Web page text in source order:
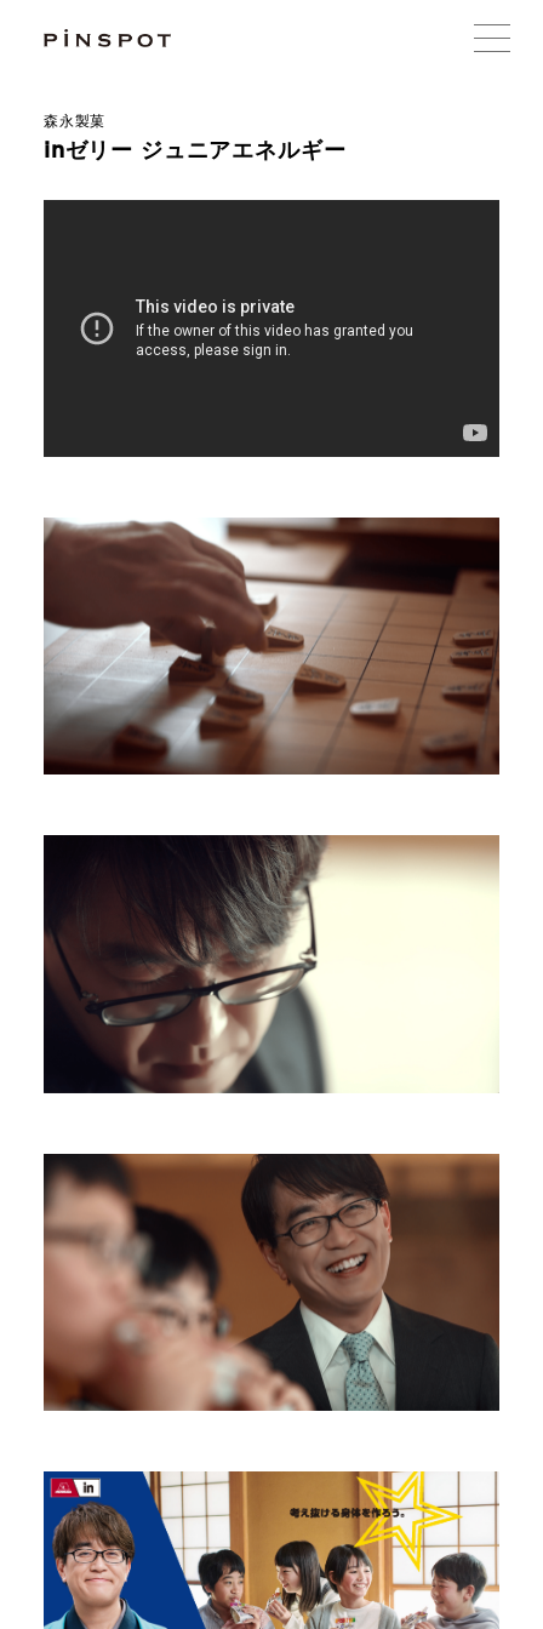
森永製菓
inゼリー ジュニアエネルギー